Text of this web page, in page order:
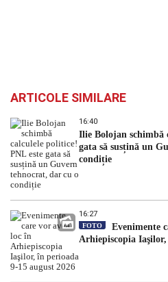
ARTICOLE SIMILARE
16:40
Ilie Bolojan schimbă
gata să susțină un
condiție
16:27
FOTO
Evenimente
Arhiepiscopia